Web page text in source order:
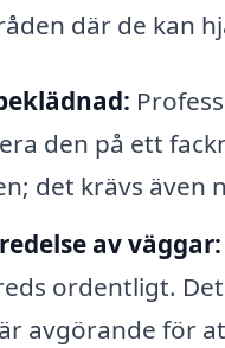
där de kan
den på ett
det krävs även
av väggar:
ordentligt.
avgörande för